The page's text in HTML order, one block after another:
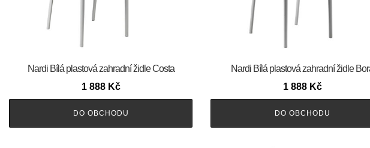
Nardi Bílá plastová zahradní židle Costa
1 888 Kč
DO OBCHODU
Nardi Bílá plastová zahradní židle
1 888 Kč
DO OBCHODU